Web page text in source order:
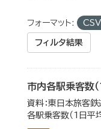
フォーマット: CSV
フィルタ結果
市内各駅乗客数（
資料：東日本旅客
各駅乗客数（1日平